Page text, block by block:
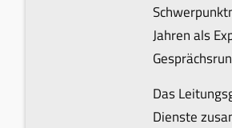
Jahren als
Das
Dienste